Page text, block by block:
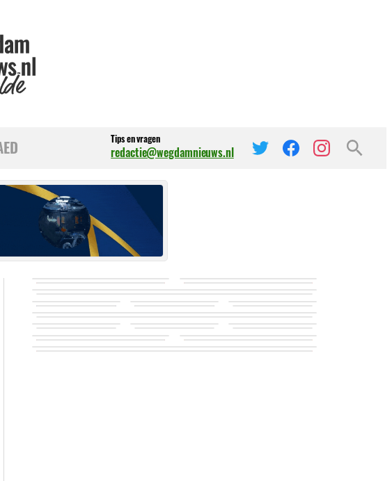
Tips en vragen
redactie@wegdamnieuws.nl